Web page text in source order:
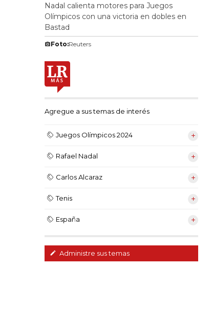
Nadal calienta motores para Juegos
Olímpicos con una victoria en dobles en
Bastad
Foto:Reuters
Agregue a sus temas de interés
Juegos Olímpicos 2024
Rafael Nadal
Carlos Alcaraz
Tenis
España
Administre sus temas